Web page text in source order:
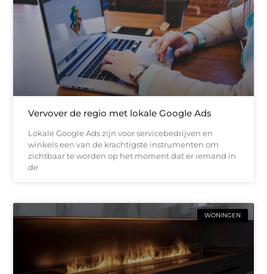
Vervover de regio met lokale Google Ads
Lokale Google Ads zijn voor servicebedrijven en
winkels een van de krachtigste instrumenten om
zichtbaar te worden op het moment dat er iemand in
de
WONINGEN